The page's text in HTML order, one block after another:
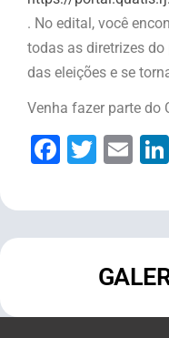
. No edital, você
todas as diretrizes
das eleições e se
Venha fazer parte do